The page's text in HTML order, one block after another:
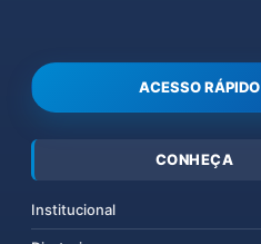
ACESSO RÁPIDO
CONHEÇA
Institucional